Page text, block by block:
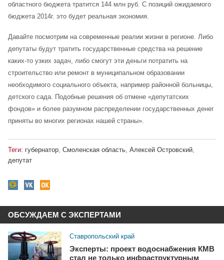
областного бюджета тратится 144 млн руб. С позиций ожидаемого
бюджета 2014г. это будет реальная экономия.
Давайте посмотрим на современные реалии жизни в регионе. Либо
депутаты будут тратить государственные средства на решение
каких-то узких задач, либо смогут эти деньги потратить на
строительство или ремонт в муниципальном образовании
необходимого социального объекта, например районной больницы,
детского сада. Подобные решения об отмене «депутатских
фондов» и более разумном распределении государственных денег
приняты во многих регионах нашей страны».
Теги: губернатор Смоленская область Алексей Островский
депутат
ОБСУЖДАЕМ С ЭКСПЕРТАМИ
Ставропольский край
Эксперты: проект водоснабжения КМВ
стал не только инфраструктурным